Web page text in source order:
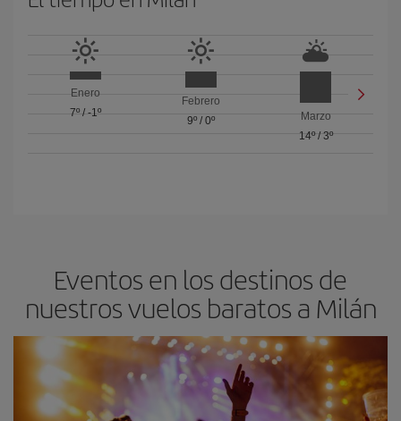
Enero
7º/ -1º
Febrero
9º/ 0º
Marzo
14º/ 3º
Eventos en los destinos de
nuestros vuelos baratos a Milán